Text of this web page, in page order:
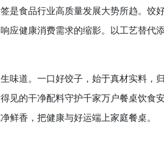
食品行业高质量发展大势所趋。饺
应健康消费需求的缩影。以工艺替代
道。一口好饺子，始于真材实料，
见的干净配料守护千家万户餐桌饮食
鲜香，把健康与好运端上家庭餐桌。